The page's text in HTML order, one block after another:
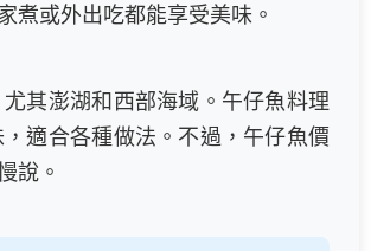
煮或外出吃都能享受美味。
其澎湖和西部海域。午仔魚料理
適合各種做法。不過，午仔魚價
說。